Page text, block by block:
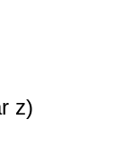
z)